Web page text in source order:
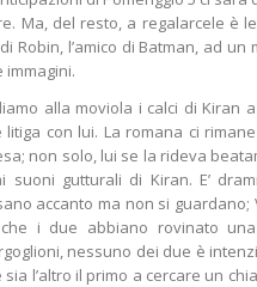
Ma, del resto, a regalarcele è
Robin, l’amico di Batman, ad un
immagini.
alla moviola i calci di Kiran
con lui. La romana ci
non solo, lui se la rideva
gutturali di Kiran. E’
accanto ma non si guardano;
i due abbiano rovinato una
nessuno dei due è
l’altro il primo a cercare un